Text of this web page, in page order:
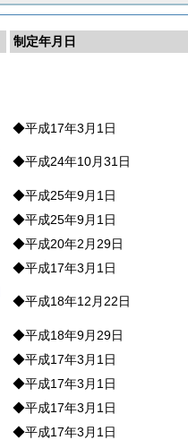
制定年月日
◆平成17年3月1日
◆平成24年10月31日
◆平成25年9月1日
◆平成25年9月1日
◆平成20年2月29日
◆平成17年3月1日
◆平成18年12月22日
◆平成18年9月29日
◆平成17年3月1日
◆平成17年3月1日
◆平成17年3月1日
◆平成17年3月1日